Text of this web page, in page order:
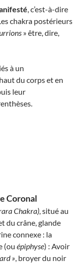
, c’est-à-dire
chakra postérieurs
» être, dire,
à un
du corps et en
leur
Coronal
Chakra), situé au
du crâne, glande
connexe : la
(ou épiphyse) : Avoir
», broyer du noir